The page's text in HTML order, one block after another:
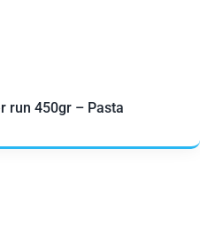
run 450gr – Pasta